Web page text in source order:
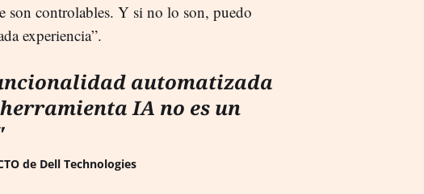
son controlables. Y si no lo son, puedo
experiencia”.
automatizada
IA no es un
de Dell Technologies